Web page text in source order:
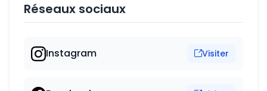
Réseaux sociaux
Instagram Visiter